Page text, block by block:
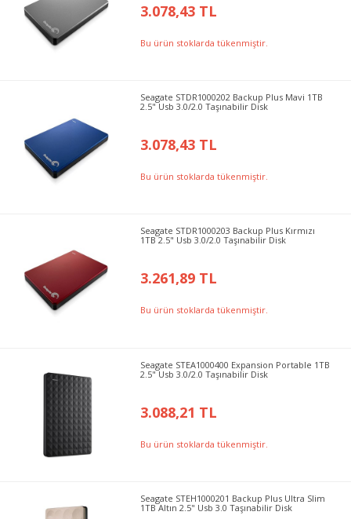
3.078,43 TL
Bu ürün stoklarda tükenmiştir.
Seagate STDR1000202 Backup Plus Mavi 1TB
2.5" Usb 3.0/2.0 Taşınabilir Disk
3.078,43 TL
Bu ürün stoklarda tükenmiştir.
Seagate STDR1000203 Backup Plus Kırmızı
1TB 2.5" Usb 3.0/2.0 Taşınabilir Disk
3.261,89 TL
Bu ürün stoklarda tükenmiştir.
Seagate STEA1000400 Expansion Portable 1TB
2.5" Usb 3.0/2.0 Taşınabilir Disk
3.088,21 TL
Bu ürün stoklarda tükenmiştir.
Seagate STEH1000201 Backup Plus Ultra Slim
1TB Altın 2.5" Usb 3.0 Taşınabilir Disk